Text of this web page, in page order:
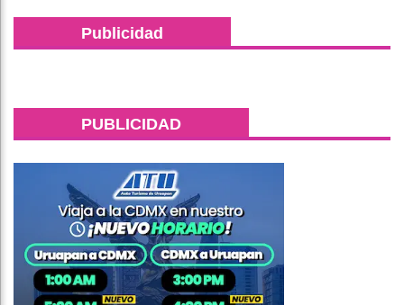
Publicidad
PUBLICIDAD